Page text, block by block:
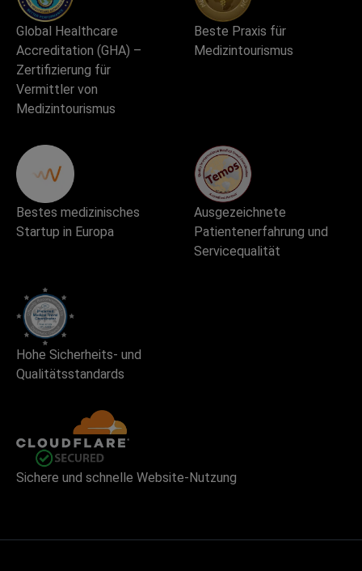
Global Healthcare
Accreditation (GHA) –
Zertifizierung für
Vermittler von
Medizintourismus
Beste Praxis für
Medizintourismus
Bestes medizinisches
Startup in Europa
Ausgezeichnete
Patientenerfahrung und
Servicequalität
Hohe Sicherheits- und
Qualitätsstandards
Sichere und schnelle Website-Nutzung